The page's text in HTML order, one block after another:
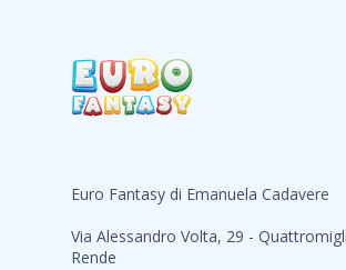
Euro Fantasy di Emanuela Cadavere
Via Alessandro Volta, 29 -
Rende